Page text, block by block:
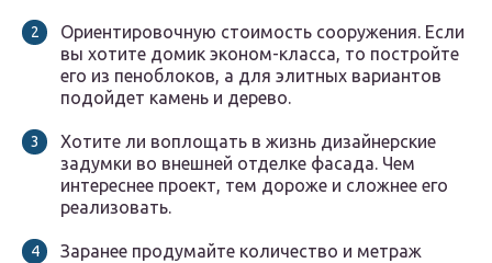
Ориентировочную стоимость сооружения. Если
вы хотите домик эконом-класса, то постройте
его из пеноблоков, а для элитных вариантов
подойдет камень и дерево.
Хотите ли воплощать в жизнь дизайнерские
задумки во внешней отделке фасада. Чем
интереснее проект, тем дороже и сложнее его
реализовать.
Заранее продумайте количество и метраж